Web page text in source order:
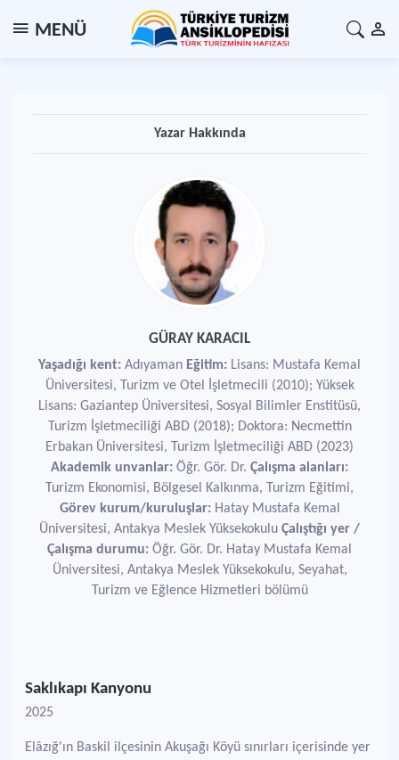
MENÜ
Yazar Hakkında
GÜRAY KARACIL
Yaşadığı kent: Adıyaman Eğitim: Lisans: Mustafa Kemal
Üniversitesi, Turizm ve Otel İşletmecili (2010); Yüksek
Lisans: Gaziantep Üniversitesi, Sosyal Bilimler Enstitüsü,
Turizm İşletmeciliği ABD (2018); Doktora: Necmettin
Erbakan Üniversitesi, Turizm İşletmeciliği ABD (2023)
Akademik unvanlar: Öğr. Gör. Dr. Çalışma alanları:
Turizm Ekonomisi, Bölgesel Kalkınma, Turizm Eğitimi,
Görev kurum/kuruluşlar:Hatay Mustafa Kemal
Üniversitesi, Antakya Meslek Yüksekokulu Çalıştığı yer /
Çalışma durumu: Öğr. Gör. Dr. Hatay Mustafa Kemal
Üniversitesi, Antakya Meslek Yüksekokulu, Seyahat,
Turizm ve Eğlence Hizmetleri bölümü
Saklıkapı Kanyonu
2025
Elâzığ'ın Baskil ilçesinin Akuşağı Köyü sınırları içerisinde yer